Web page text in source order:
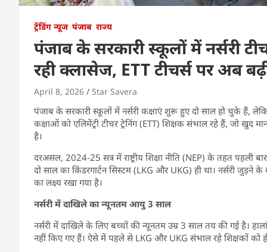
ट्रेंडिंग न्यूज पंजाब राज्य
पंजाब के सरकारी स्कूलों में नर्सरी
रही क्लासेज, ETT टीचर्स पर अब बढ़ी
April 8, 2026 Star Savera
पंजाब के सरकारी स्कूलों में नर्सरी कक्षाएं शुरू हुए दो साल हो चुके हैं,
कक्षाओं को एलिमेंट्री टीचर ट्रेनिंग (ETT) शिक्षक संभाल रहे हैं, जो खुद
है।
दरअसल, 2024-25 सत्र में राष्ट्रीय शिक्षा नीति (NEP) के तहत पहली
दो साल का किंडरगार्टन सिस्टम (LKG और UKG) ही था। नर्सरी
का लक्ष्य रखा गया है।
नर्सरी में दाखिले का न्यूनतम आयु 3 साल
नर्सरी में दाखिले के लिए बच्चों की न्यूनतम उम्र 3 साल तय की गई है।
नहीं किए गए हैं। ऐसे में पहले से LKG और UKG संभाल रहे शिक्षकों को ही